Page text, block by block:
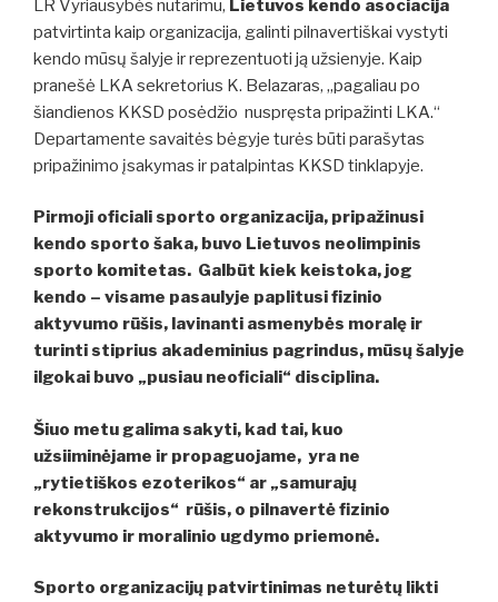
LR Vyriausybės nutarimu, Lietuvos kendo asociacija
patvirtinta kaip organizacija, galinti pilnavertiškai vystyti
kendo mūsų šalyje ir reprezentuoti ją užsienyje. Kaip
pranešė LKA sekretorius K. Belazaras, „pagaliau po
šiandienos KKSD posėdžio nuspręsta pripažinti LKA.“
Departamente savaitės bėgyje turės būti parašytas
pripažinimo įsakymas ir patalpintas KKSD tinklapyje.
Pirmoji oficiali sporto organizacija, pripažinusi
kendo sporto šaka, buvo Lietuvos neolimpinis
sporto komitetas. Galbūt kiek keistoka, jog
kendo – visame pasaulyje paplitusi fizinio
aktyvumo rūšis, lavinanti asmenybės moralę ir
turinti stiprius akademinius pagrindus, mūsų šalyje
ilgokai buvo „pusiau neoficiali“ disciplina.
Šiuo metu galima sakyti, kad tai, kuo
užsiiminėjame ir propaguojame, yra ne
„rytietiškos ezoterikos“ ar „samurajų
rekonstrukcijos“ rūšis, o pilnavertė fizinio
aktyvumo ir moralinio ugdymo priemonė.
Sporto organizacijų patvirtinimas neturėtų likti